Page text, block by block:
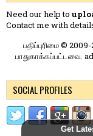
Get
Need our help to
Contact me with
பதிப்புரிமை ©
பாதுகாக்கப்பட்டவை.
SOCIAL PROFILES